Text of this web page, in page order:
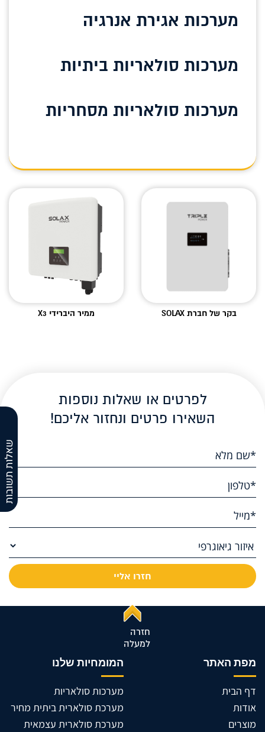
שאלות תשובות
מערכות אגירת אנרגיה
מערכות סולאריות ביתיות
מערכות סולאריות מסחריות
בקר של חברת SOLAX ממיר היברידי X3
לפרטים או שאלות נוספות
השאירו פרטים ונחזור אליכם!
חזרה
למעלה
מפת האתר
דף הבית
אודות
מוצרים
המומחיות שלנו
מערכות סולאריות
מערכת סולארית ביתית מחיר
מערכת סולארית עצמאית